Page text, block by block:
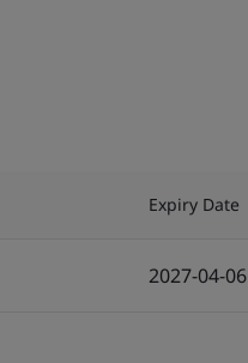
Expiry Date
2027-04-06